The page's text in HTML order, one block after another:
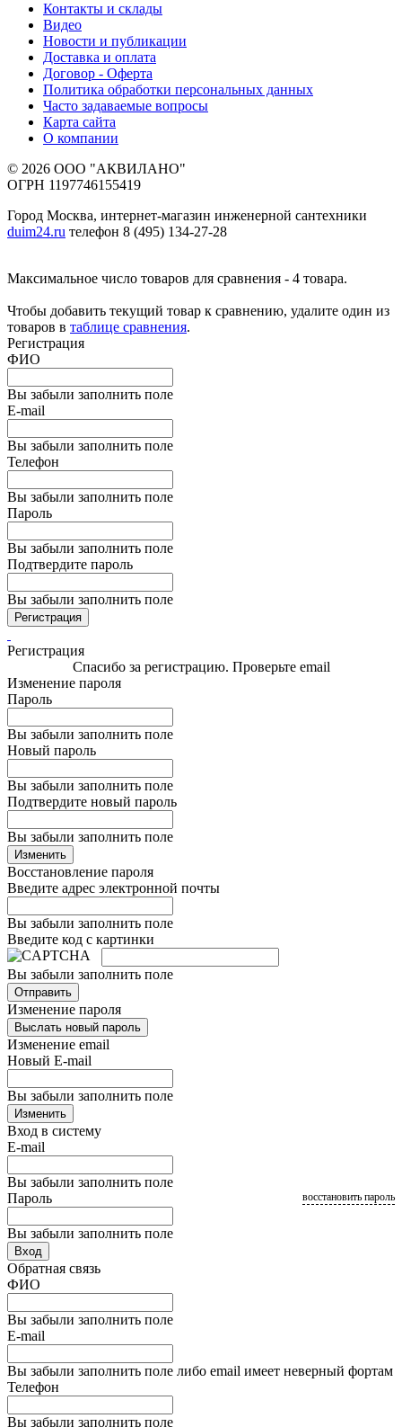
Контакты и склады
Видео
Новости и публикации
Доставка и оплата
Договор - Оферта
Политика обработки персональных данных
Часто задаваемые вопросы
Карта сайта
О компании
© 2026 ООО "АКВИЛАНО"
ОГРН 1197746155419
Город Москва, интернет-магазин инженерной сантехники
duim24.ru телефон 8 (495) 134-27-28
Максимальное число товаров для сравнения - 4 товара.
Чтобы добавить текущий товар к сравнению, удалите один из
товаров в таблице сравнения.
Регистрация
ФИО
Вы забыли заполнить поле
E-mail
Вы забыли заполнить поле
Телефон
Вы забыли заполнить поле
Пароль
Вы забыли заполнить поле
Подтвердите пароль
Вы забыли заполнить поле
Регистрация
Регистрация
Спасибо за регистрацию. Проверьте email
Изменение пароля
Пароль
Вы забыли заполнить поле
Новый пароль
Вы забыли заполнить поле
Подтвердите новый пароль
Вы забыли заполнить поле
Изменить
Восстановление пароля
Введите адрес электронной почты
Вы забыли заполнить поле
Введите код с картинки
Вы забыли заполнить поле
Отправить
Изменение пароля
Выслать новый пароль
Изменение email
Новый E-mail
Вы забыли заполнить поле
Изменить
Вход в систему
E-mail
Вы забыли заполнить поле
Пароль
Вы забыли заполнить поле
восстановить пароль
Вход
Обратная связь
ФИО
Вы забыли заполнить поле
E-mail
Вы забыли заполнить поле либо email имеет неверный фортам
Телефон
Вы забыли заполнить поле